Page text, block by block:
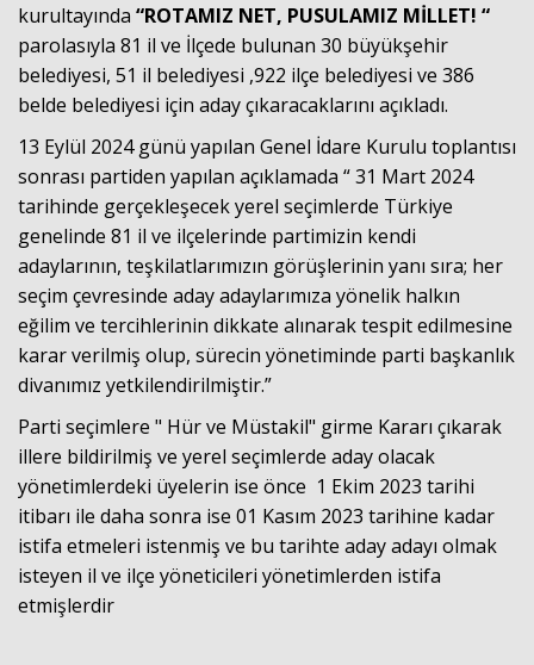
kurultayında “ROTAMIZ NET, PUSULAMIZ MİLLET! “
parolasıyla 81 il ve İlçede bulunan 30 büyükşehir
belediyesi, 51 il belediyesi ,922 ilçe belediyesi ve 386
belde belediyesi için aday çıkaracaklarını açıkladı.
13 Eylül 2024 günü yapılan Genel İdare Kurulu toplantısı
sonrası partiden yapılan açıklamada “ 31 Mart 2024
tarihinde gerçekleşecek yerel seçimlerde Türkiye
genelinde 81 il ve ilçelerinde partimizin kendi
adaylarının, teşkilatlarımızın görüşlerinin yanı sıra; her
seçim çevresinde aday adaylarımıza yönelik halkın
eğilim ve tercihlerinin dikkate alınarak tespit edilmesine
karar verilmiş olup, sürecin yönetiminde parti başkanlık
divanımız yetkilendirilmiştir.”
Parti seçimlere " Hür ve Müstakil" girme Kararı çıkarak
illere bildirilmiş ve yerel seçimlerde aday olacak
yönetimlerdeki üyelerin ise önce 1 Ekim 2023 tarihi
itibarı ile daha sonra ise 01 Kasım 2023 tarihine kadar
istifa etmeleri istenmiş ve bu tarihte aday adayı olmak
isteyen il ve ilçe yöneticileri yönetimlerden istifa
etmişlerdir
İLETİŞİM